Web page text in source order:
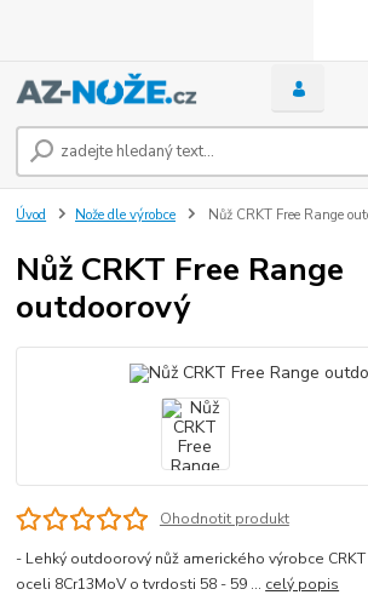
Úvod Nože dle výrobce Nůž CRKT Free Range
Nůž CRKT Free Range
outdoorový
Ohodnotit produkt
- Lehký outdoorový nůž amerického výrobce
oceli 8Cr13MoV o tvrdosti 58 - 59 ... celý popis